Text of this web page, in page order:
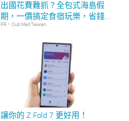
出國花費難抓？全包式海島假
期，一價搞定食宿玩樂，省錢更
省心！
PR・Club Med Taiwan
讓你的 Z Fold 7 更好用！